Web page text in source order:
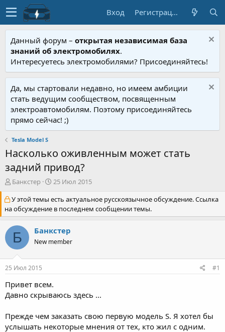
Вход Регистрация
Данный форум – открытая независимая база
знаний об электромобилях.
Интересуетесь электромобилями? Присоединяйтесь!
Да, мы стартовали недавно, но имеем амбиции
стать ведущим сообществом, посвященным
электроавтомобилям. Поэтому присоединяйтесь
прямо сейчас! ;)
Tesla Model S
Насколько оживленным может стать
задний привод?
А
т
о
р
т
е
м
Банкстер
Д
т
а
н
ч
а
25 Июл 2015
У этой темы есть актуальное русскоязычное обсуждение. Ссылка
на обсуждение в последнем сообщении темы.
Б Банкстер
New member
25 Июл 2015 #1
Привет всем.
Давно скрываюсь здесь ...
Прежде чем заказать свою первую модель S. Я хотел бы
услышать некоторые мнения от тех, кто жил с одним.